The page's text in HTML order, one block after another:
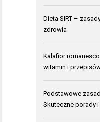
Dieta SIRT –
zdrowia
Kalafior
witamin i
Podstawowe
Skuteczne porady